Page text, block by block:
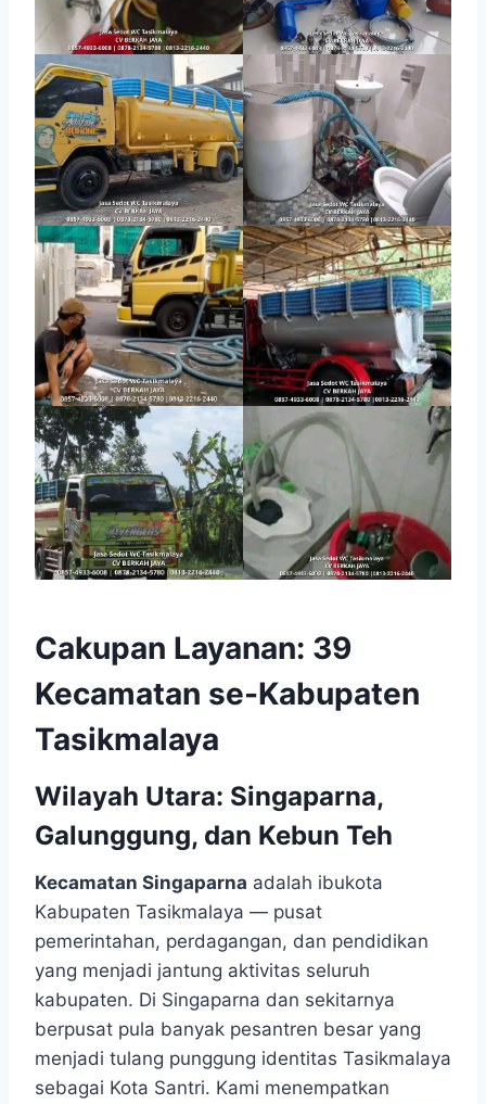
Cakupan Layanan: 39
Kecamatan se-Kabupaten
Tasikmalaya
Wilayah Utara: Singaparna,
Galunggung, dan Kebun Teh
Kecamatan Singaparna adalah ibukota
Kabupaten Tasikmalaya — pusat
pemerintahan, perdagangan, dan pendidikan
yang menjadi jantung aktivitas seluruh
kabupaten. Di Singaparna dan sekitarnya
berpusat pula banyak pesantren besar yang
menjadi tulang punggung identitas Tasikmalaya
sebagai Kota Santri. Kami menempatkan